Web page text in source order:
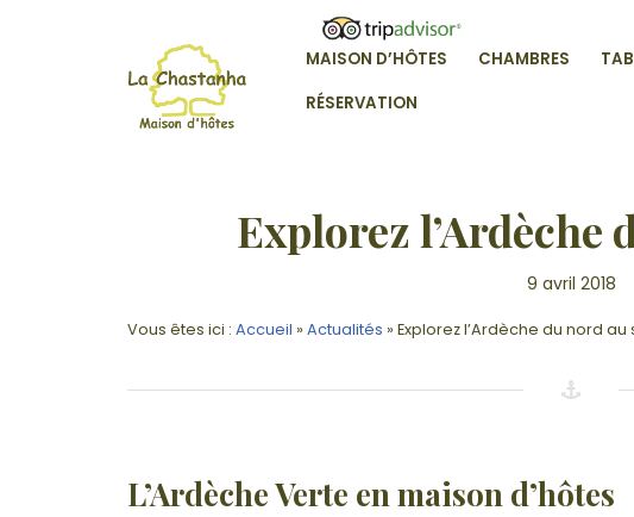
VOTRE MAISON D'HÔTE EN ARDÊCHE
MAISON D’HÔTES CHAMBRES
RÉSERVATION
Explorez l’Ardèche
9 avril 2018
Vous êtes ici : Accueil » Actualités » Explorez l’Ardèche du nord au
L’Ardèche Verte en maison d’hôtes